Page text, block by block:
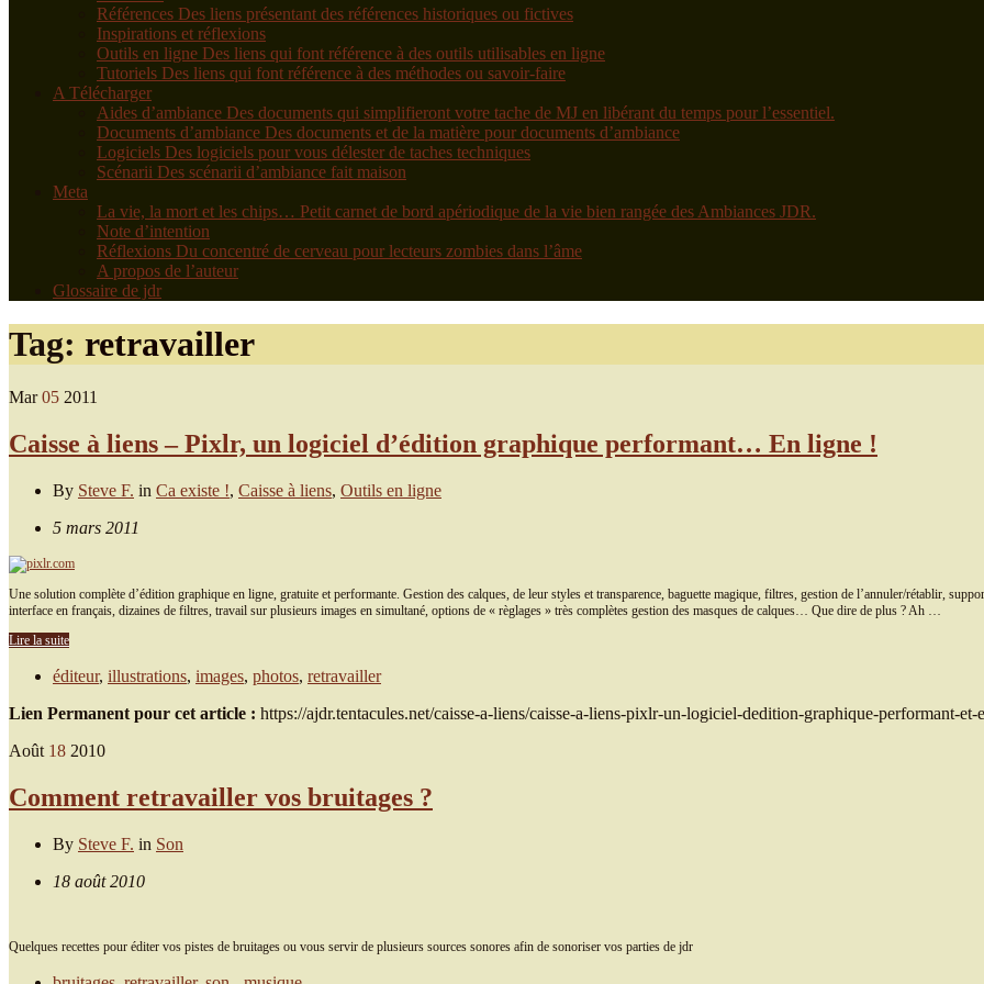
Références Des liens présentant des références historiques ou fictives
Inspirations et réflexions
Outils en ligne Des liens qui font référence à des outils utilisables en ligne
Tutoriels Des liens qui font référence à des méthodes ou savoir-faire
A Télécharger
Aides d’ambiance Des documents qui simplifieront votre tache de MJ en libérant du temps pour l’essentiel.
Documents d’ambiance Des documents et de la matière pour documents d’ambiance
Logiciels Des logiciels pour vous délester de taches techniques
Scénarii Des scénarii d’ambiance fait maison
Meta
La vie, la mort et les chips… Petit carnet de bord apériodique de la vie bien rangée des Ambiances JDR.
Note d’intention
Réflexions Du concentré de cerveau pour lecteurs zombies dans l’âme
A propos de l’auteur
Glossaire de jdr
Tag: retravailler
Mar 05 2011
Caisse à liens – Pixlr, un logiciel d’édition graphique performant… En ligne !
By Steve F. in Ca existe !, Caisse à liens, Outils en ligne
5 mars 2011
Une solution complète d’édition graphique en ligne, gratuite et performante. Gestion des calques, de leur styles et transparence, baguette magique, filtres, gestion de l’annuler/rétablir,
interface en français, dizaines de filtres, travail sur plusieurs images en simultané, options de « règlages » très complètes gestion des masques de calques… Que dire de plus ? Ah …
Lire la suite
éditeur, illustrations, images, photos, retravailler
Lien Permanent pour cet article : https://ajdr.tentacules.net/caisse-a-liens/caisse-a-liens-pixlr-un-logiciel-dedition-graphique-performant-et-
Août 18 2010
Comment retravailler vos bruitages ?
By Steve F. in Son
18 août 2010
Quelques recettes pour éditer vos pistes de bruitages ou vous servir de plusieurs sources sonores afin de sonoriser vos parties de jdr